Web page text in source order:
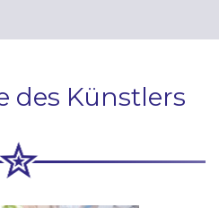
des Künstlers